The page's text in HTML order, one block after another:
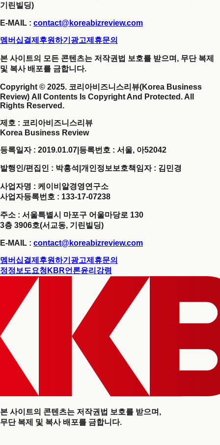
기린빌딩)
E-MAIL : contact@koreabizreview.com
멤버십결제 후원하기 광고제휴문의
본 사이트의 모든 콘텐츠는 저작권법 보호를 받으며, 무단 복제
및 복사 배포를 금합니다.
Copyright © 2025. 코리아비즈니스리뷰(Korea Business
Review) All Contents Is Copyright And Protected. All
Rights Reserved.
제호 : 코리아비즈니스리뷰
Korea Business Review
등록일자 : 2019.01.07 등록번호 : 서울, 아52042
발행인/편집인 : 박홍석 개인정보보호책임자 : 김민경
사업자명 : 케이비알경영연구소
사업자등록번호 : 133-17-07238
주소 : 서울특별시 마포구 어울마당로 130
3층 3906호(서교동, 기린빌딩)
E-MAIL : contact@koreabizreview.com
멤버십결제 후원하기 광고제휴문의
정정보도요청 KBR언론윤리강령
본 사이트의 콘텐츠는 저작권법 보호를 받으며,
무단 복제 및 복사 배포를 금합니다.